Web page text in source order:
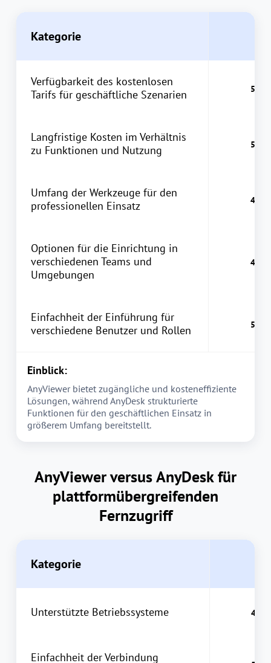
Kategorie
Verfügbarkeit des kostenlosen
Tarifs für geschäftliche Szenarien
Langfristige Kosten im Verhältnis
zu Funktionen und Nutzung
Umfang der Werkzeuge für den
professionellen Einsatz
Optionen für die Einrichtung in
verschiedenen Teams und
Umgebungen
Einfachheit der Einführung für
verschiedene Benutzer und Rollen
Einblick:
AnyViewer bietet zugängliche und kosteneffiziente
Lösungen, während AnyDesk strukturierte
Funktionen für den geschäftlichen Einsatz in
größerem Umfang bereitstellt.
AnyViewer versus AnyDesk für
plattformübergreifenden
Fernzugriff
Kategorie
Unterstützte Betriebssysteme
Einfachheit der Verbindung